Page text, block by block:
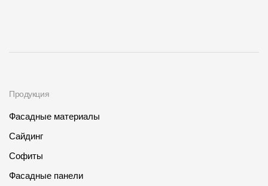
Отправка рекламации
Предложения по сотрудничеству
Вакансии
Продукция
Фасадные материалы
Сайдинг
Софиты
Фасадные панели